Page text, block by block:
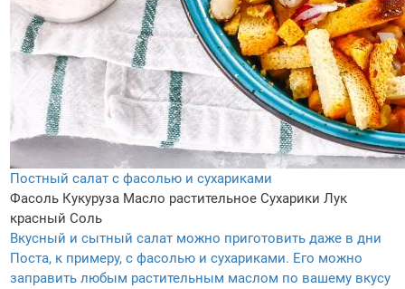
Постный салат с фасолью и сухариками
Фасоль Кукуруза Масло растительное Сухарики Лук
красный Соль
Вкусный и сытный салат можно приготовить даже в дни
Поста, к примеру, с фасолью и сухариками. Его можно
заправить любым растительным маслом по вашему вкусу